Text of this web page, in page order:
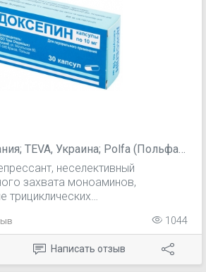
TEVA, Украина; Polfa (Польфа),
неселективный
захвата моноаминов,
трициклических
и седативным. Не
психомоторного возбуждения.
1044
Написать отзыв